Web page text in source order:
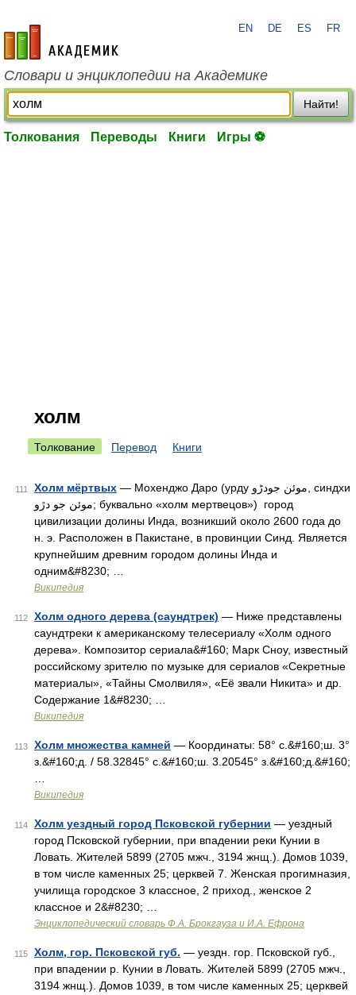
academic.ru
EN DE ES FR
Словари и энциклопедии на Академике
Найти!
Толкования Переводы Книги Игры ⚽
холм
Толкование Перевод Книги
111 Холм мёртвых — Мохенджо Даро (урду موئن جودڑو, синдхи
موئن جو دڙو; буквально «холм мертвецов») город
цивилизации долины Инда, возникший около 2600 года до
н. э. Расположен в Пакистане, в провинции Синд. Является
крупнейшим древним городом долины Инда и
одним&#8230; …
Википедия
112 Холм одного дерева (саундтрек) — Ниже представлены
саундтреки к американскому телесериалу «Холм одного
дерева». Композитор сериала&#160; Марк Сноу, известный
российскому зрителю по музыке для сериалов «Секретные
материалы», «Тайны Смолвиля», «Её звали Никита» и др.
Содержание 1&#8230; …
Википедия
113 Холм множества камней — Координаты: 58° с.&#160;ш. 3°
з.&#160;д. / 58.32845° с.&#160;ш. 3.20545° з.&#160;д.&#160;
Википедия
114 Холм уездный город Псковской губернии — уездный
город Псковской губернии, при впадении реки Кунии в
Ловать. Жителей 5899 (2705 мжч., 3194 жнщ.). Домов 1039,
в том числе каменных 25; церквей 7. Женская прогимназия,
училища городское 3 классное, 2 приход., женское 2
классное и 2&#8230; …
Энциклопедический словарь Ф.А. Брокгауза и И.А. Ефрона
115 Холм, гор. Псковской губ. — уездн. гор. Псковской губ.,
при впадении р. Кунии в Ловать. Жителей 5899 (2705 мжч.,
3194 жнщ.). Домов 1039, в том числе каменных 25; церквей